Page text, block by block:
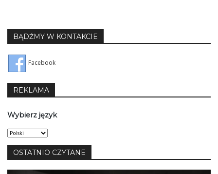
BĄDŹMY W KONTAKCIE
Facebook
REKLAMA
Wybierz język
Wybierz
język
OSTATNIO CZYTANE